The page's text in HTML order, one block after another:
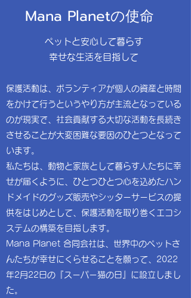
Mana Planetの使命
ペットと安心して暮らす
幸せな生活を目指して
保護活動は、ボランティアが個人の資産と時間
をかけて行うというやり方が主流となっている
のが現実で、社会貢献する大切な活動を長続き
させることが大変困難な要因のひとつとなって
います。
私たちは、動物と家族として暮らす人たちに幸
せが届くように、ひとつひとつ心を込めたハン
ドメイドのグッズ販売やシッターサービスの提
供をはじめとして、保護活動を取り巻くエコシ
ステムの構築を目指します。
Mana Planet 合同会社は、世界中のペットさ
んたちが幸せにくらせることを願って、2022
年2月22日の『スーパー猫の日』に設立しまし
た。